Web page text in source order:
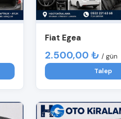
Fiat Egea
2.500,00 ₺ / gün
Talep